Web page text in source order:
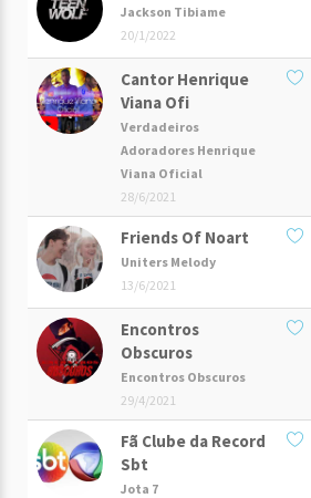
Jackson Tibiame
20/1/2022
Cantor Henrique
Viana Ofi
Verdadeiros
Adoradores Henrique
Viana Oficial
28/6/2021
Friends Of Noart
Uniters Melody
13/6/2021
Encontros
Obscuros
Encontros Obscuros
29/4/2021
Fã Clube da Record
Sbt
Jota 7